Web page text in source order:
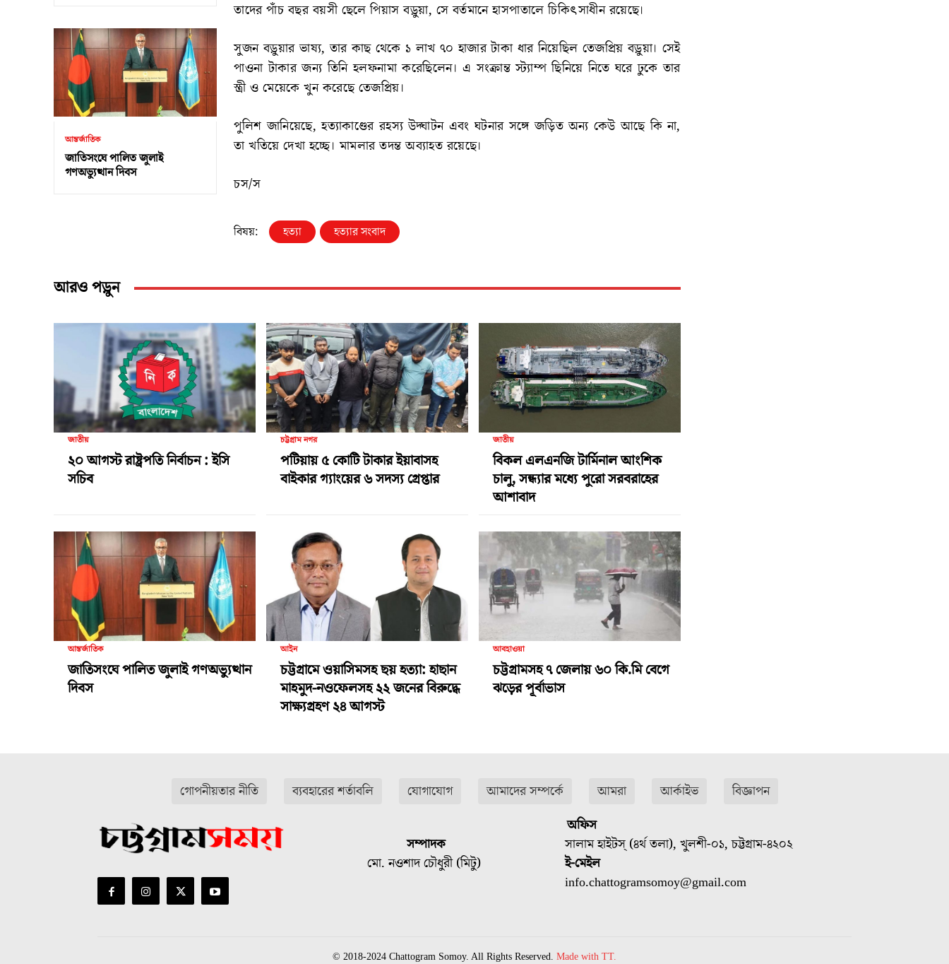
আন্তর্জাতিক
জাতিসংঘে পালিত জুলাই
গণঅভ্যুত্থান দিবস
তাদের পাঁচ বছর বয়সী ছেলে পিয়াস বড়ুয়া, সে বর্তমানে হাসপাতালে চিকিৎসাধীন রয়েছে।
সুজন বড়ুয়ার ভাষ্য, তার কাছ থেকে ১ লাখ ৭০ হাজার টাকা ধার নিয়েছিল তেজপ্রিয় বড়ুয়া। সেই
পাওনা টাকার জন্য তিনি হলফনামা করেছিলেন। এ সংক্রান্ত স্ট্যাম্প ছিনিয়ে নিতে ঘরে ঢুকে তার
স্ত্রী ও মেয়েকে খুন করেছে তেজপ্রিয়।
পুলিশ জানিয়েছে, হত্যাকাণ্ডের রহস্য উদ্ঘাটন এবং ঘটনার সঙ্গে জড়িত অন্য কেউ আছে কি না,
তা খতিয়ে দেখা হচ্ছে। মামলার তদন্ত অব্যাহত রয়েছে।
চস/স
বিষয়: হত্যা হত্যার সংবাদ
আরও পড়ুন
জাতীয়
২০ আগস্ট রাষ্ট্রপতি নির্বাচন : ইসি
সচিব
চট্টগ্রাম নগর
পটিয়ায় ৫ কোটি টাকার ইয়াবাসহ
বাইকার গ্যাংয়ের ৬ সদস্য গ্রেপ্তার
জাতীয়
বিকল এলএনজি টার্মিনাল আংশিক
চালু, সন্ধ্যার মধ্যে পুরো সরবরাহের
আশাবাদ
আন্তর্জাতিক
জাতিসংঘে পালিত জুলাই গণঅভ্যুত্থান
দিবস
আইন
চট্টগ্রামে ওয়াসিমসহ ছয় হত্যা: হাছান
মাহমুদ-নওফেলসহ ২২ জনের বিরুদ্ধে
সাক্ষ্যগ্রহণ ২৪ আগস্ট
আবহাওয়া
চট্টগ্রামসহ ৭ জেলায় ৬০ কি.মি বেগে
ঝড়ের পূর্বাভাস
গোপনীয়তার নীতি ব্যবহারের শর্তাবলি যোগাযোগ আমাদের সম্পর্কে আমরা আর্কাইভ বিজ্ঞাপন
সম্পাদক
মো. নওশাদ চৌধুরী (মিটু)
অফিস
সালাম হাইটস্ (৪র্থ তলা), খুলশী-০১, চট্টগ্রাম-৪২০২
ই-মেইল
info.chattogramsomoy@gmail.com
© 2018-2024 Chattogram Somoy. All Rights Reserved. Made with TT.